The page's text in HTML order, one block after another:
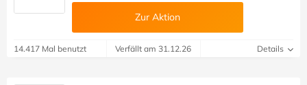
Zur Aktion
14.417 Mal benutzt Verfällt am 31.12.26 Details